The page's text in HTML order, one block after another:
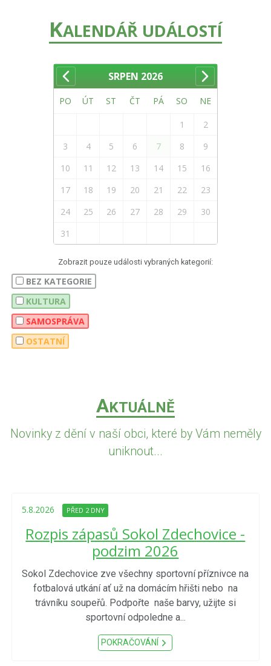
KALENDÁŘ UDÁLOSTÍ
SRPEN 2026
PO ÚT ST ČT PÁ SO NE
1
2
3
4 5 6 7 8
9
10
11 12 13 14 15
16
17
18 19 20 21 22
23
24
25 26 27 28 29
30
31
Zobrazit pouze události vybraných kategorií:
BEZ KATEGORIE
KULTURA
SAMOSPRÁVA
OSTATNÍ
AKTUÁLNĚ
Novinky z dění v naší obci, které by Vám neměly
uniknout...
5.8.2026 PŘED 2 DNY
Rozpis zápasů Sokol Zdechovice -
podzim 2026
Sokol Zdechovice zve všechny sportovní příznivce na
fotbalová utkání ať už na domácím hřišti nebo na
trávníku soupeřů. Podpořte naše barvy, užijte si
sportovní odpoledne a...
POKRAČOVÁNÍ